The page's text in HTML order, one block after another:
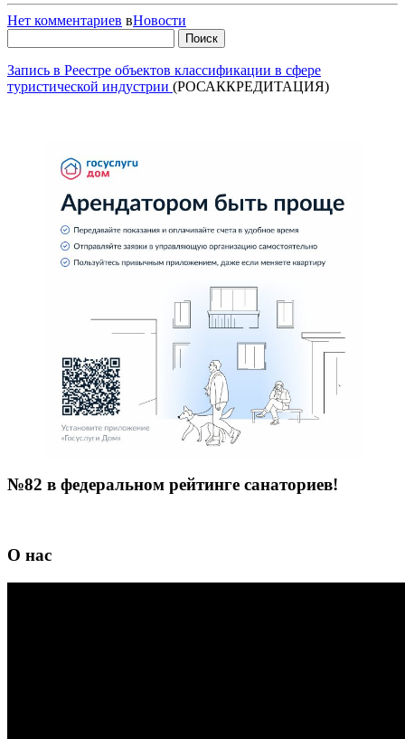
Нет комментариев вНовости
Запись в Реестре объектов классификации в сфере
туристической индустрии (РОСАККРЕДИТАЦИЯ)
№82 в федеральном рейтинге санаториев!
О нас